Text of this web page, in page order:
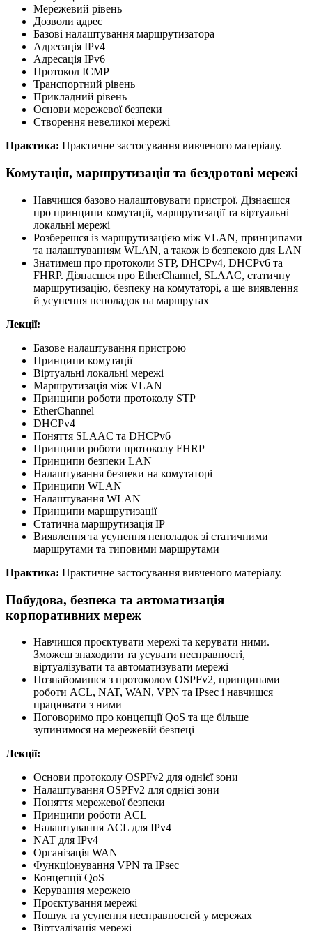
Мережевий рівень
Дозволи адрес
Базові налаштування маршрутизатора
Адресація IPv4
Адресація IPv6
Протокол ICMP
Транспортний рівень
Прикладний рівень
Основи мережевої безпеки
Створення невеликої мережі
Практика: Практичне застосування вивченого матеріалу.
Комутація, маршрутизація та бездротові мережі
Навчишся базово налаштовувати пристрої. Дізнаєшся
про принципи комутації, маршрутизації та віртуальні
локальні мережі
Розберешся із маршрутизацією між VLAN, принципами
та налаштуванням WLAN, а також із безпекою для LAN
Знатимеш про протоколи STP, DHCPv4, DHCPv6 та
FHRP. Дізнаєшся про EtherChannel, SLAAC, статичну
маршрутизацію, безпеку на комутаторі, а ще виявлення
й усунення неполадок на маршрутах
Лекції:
Базове налаштування пристрою
Принципи комутації
Віртуальні локальні мережі
Маршрутизація між VLAN
Принципи роботи протоколу STP
EtherChannel
DHCPv4
Поняття SLAAC та DHCPv6
Принципи роботи протоколу FHRP
Принципи безпеки LAN
Налаштування безпеки на комутаторі
Принципи WLAN
Налаштування WLAN
Принципи маршрутизації
Статична маршрутизація IP
Виявлення та усунення неполадок зі статичними
маршрутами та типовими маршрутами
Практика: Практичне застосування вивченого матеріалу.
Побудова, безпека та автоматизація
корпоративних мереж
Навчишся проєктувати мережі та керувати ними.
Зможеш знаходити та усувати несправності,
віртуалізувати та автоматизувати мережі
Познайомишся з протоколом OSPFv2, принципами
роботи ACL, NAT, WAN, VPN та IPsec і навчишся
працювати з ними
Поговоримо про концепції QoS та ще більше
зупинимося на мережевій безпеці
Лекції:
Основи протоколу OSPFv2 для однієї зони
Налаштування OSPFv2 для однієї зони
Поняття мережевої безпеки
Принципи роботи ACL
Налаштування ACL для IPv4
NAT для IPv4
Організація WAN
Функціонування VPN та IPsec
Концепції QoS
Керування мережею
Проєктування мережі
Пошук та усунення несправностей у мережах
Віртуалізація мережі